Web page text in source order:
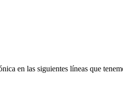
en las siguientes líneas que